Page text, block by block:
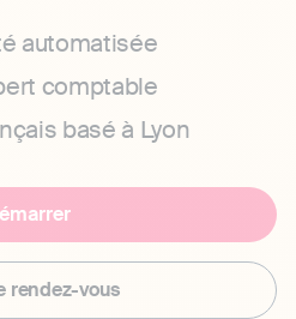
automatisée
comptable
basé à Lyon
rendez-vous